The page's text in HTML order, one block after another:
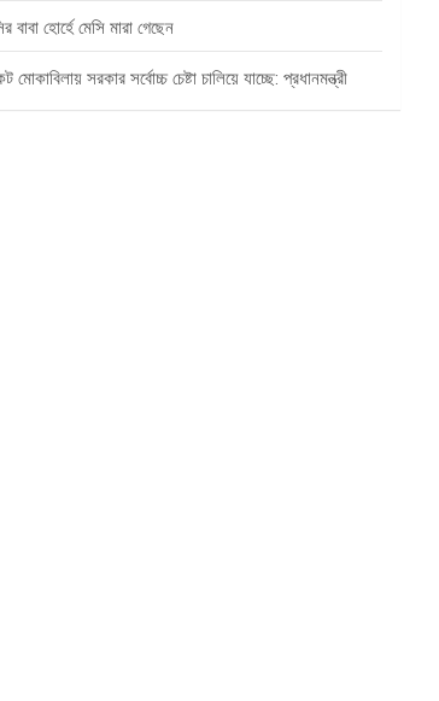
বাবা হোর্হে মেসি মারা গেছেন
মোকাবিলায় সরকার সর্বোচ্চ চেষ্টা চালিয়ে যাচ্ছে: প্রধানমন্ত্রী